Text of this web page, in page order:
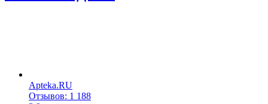
Apteka.RU
Отзывов: 1 188